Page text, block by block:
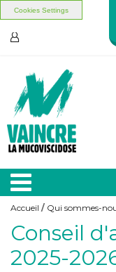
Cookies Settings
Aller au contenu principal
Aller au menu principal
A LA UNE
Vous êtes ici
Accueil / Qui sommes-
Conseil
2025-